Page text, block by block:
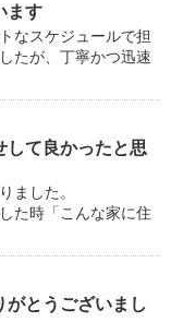
ます
なスケジュールで担
たが、丁寧かつ迅速
して良かったと思
ました。
た時「こんな家に住
がとうございまし